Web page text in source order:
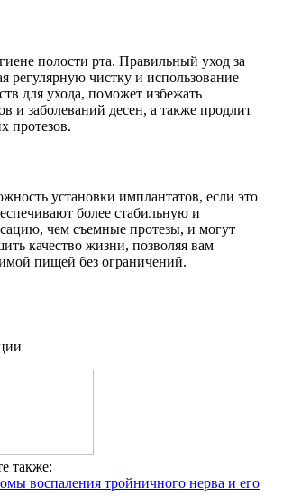
полости рта. Правильный уход за
регулярную чистку и использование
для ухода, поможет избежать
и заболеваний десен, а также продлит
протезов.
установки имплантатов, если это
более стабильную и
чем съемные протезы, и могут
качество жизни, позволяя вам
пищей без ограничений.
также:
воспаления тройничного нерва и его